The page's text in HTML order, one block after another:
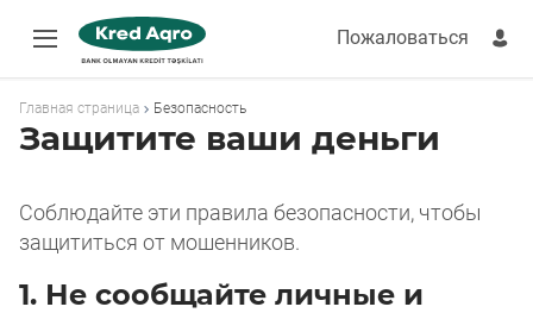
Быстрый кредит
Получить деньги в долг
Онлайн-кредит
Кредит без банка
Кредит безработным
Пожаловаться
Пожаловаться
Главная страница Безопасность
Защитите ваши деньги
Соблюдайте эти правила безопасности, чтобы
защититься от мошенников.
1. Не сообщайте личные и